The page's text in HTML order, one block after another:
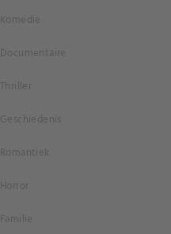
Komedie
Documentaire
Thriller
Geschiedenis
Romantiek
Horror
Familie